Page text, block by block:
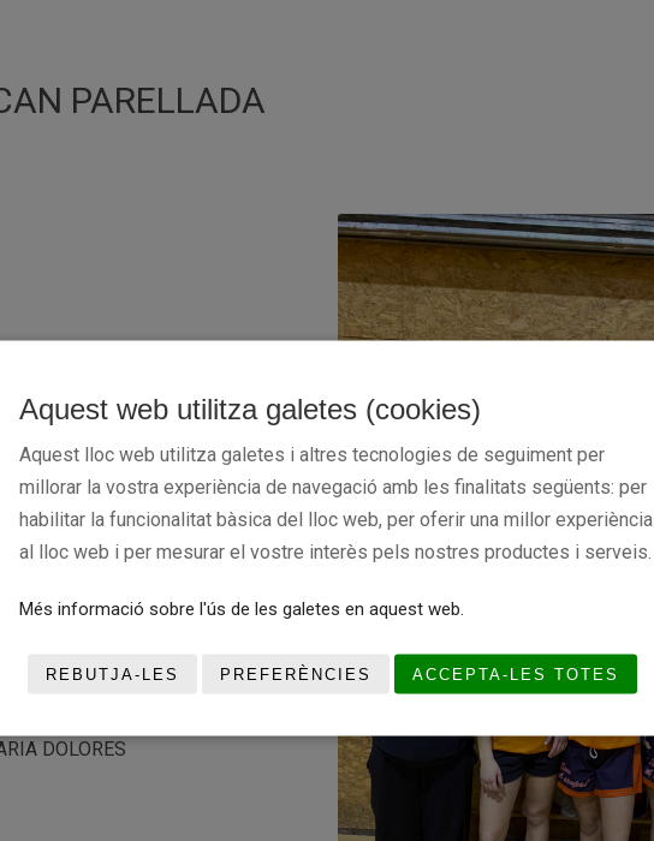
PARELLADA
LAURA
DOLORES
Aquest web utilitza galetes (cookies)
Aquest lloc web utilitza galetes i altres tecnologies de seguiment per
millorar la vostra experiència de navegació amb les finalitats següents: per
habilitar la funcionalitat bàsica del lloc web, per oferir una millor experiència
al lloc web i per mesurar el vostre interès pels nostres productes i serveis.
Més informació sobre l'ús de les galetes en aquest web.
REBUTJA-LES PREFERÈNCIES ACCEPTA-LES TOTES